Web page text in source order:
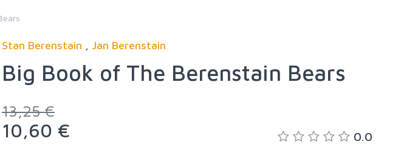
Stan Berenstain Jan Berenstain
Big Book of The Berenstain Bears
13,25 €
10,60 € 0.0